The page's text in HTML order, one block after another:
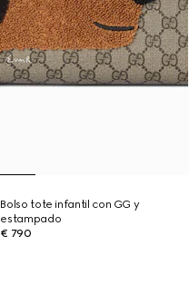
Bolso tote infantil con GG y
estampado
€ 790